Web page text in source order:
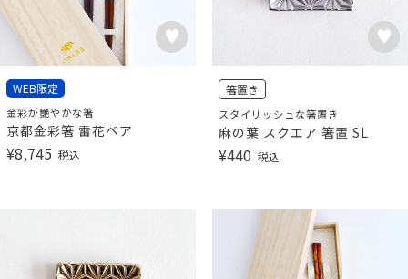
WEB限定
金彩が艶やかな箸
京都金彩箸 雷花ペア
¥8,745 税込
箸置き
スタイリッシュな箸置き
麻の葉 スクエア 箸置 SL
¥440 税込